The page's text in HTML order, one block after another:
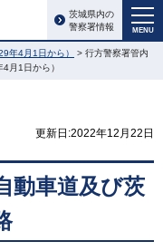
MENU
茨城県内の
警察署情報
年4月1日から）
> 行方警察署管内
月1日から）
更新日:2022年12月22日
動車道及び茨